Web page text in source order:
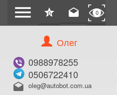
menu star
0 drafts 0
Олег
0988978255
0506722410
drafts oleg@autobot.com.ua